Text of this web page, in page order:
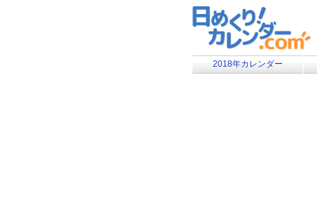
2018年カレンダー